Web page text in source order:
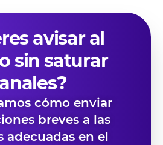
avisar al
sin saturar
cómo enviar
breves a las
adecuadas en el